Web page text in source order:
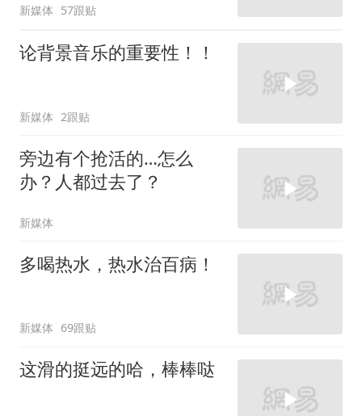
新媒体 57跟贴
论背景音乐的重要性！！
新媒体 2跟贴
旁边有个抢活的…怎么
办？人都过去了？
新媒体
多喝热水，热水治百病！
新媒体 69跟贴
这滑的挺远的哈，棒棒哒